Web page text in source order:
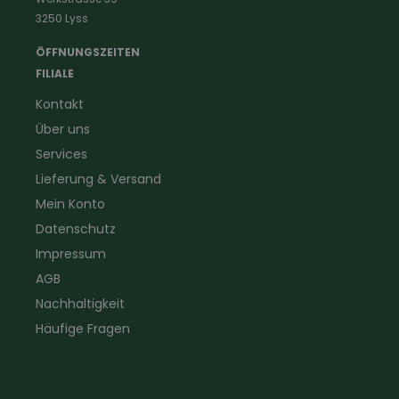
Landwirtschaft
Kaminfeger
Gartenbau
Sanitär
Elektriker- und Installateur
Logistikbekleidung
3250 Lyss
ÖFFNUNGSZEITEN
FILIALE
Kontakt
Über uns
Services
Lieferung & Versand
Mein Konto
Datenschutz
Impressum
AGB
Nachhaltigkeit
Häufige Fragen